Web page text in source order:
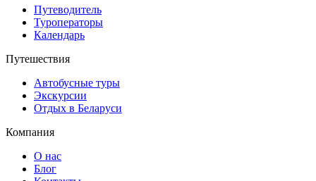
Путеводитель
Туроператоры
Календарь
Путешествия
Автобусные туры
Экскурсии
Отдых в Беларуси
Компания
О нас
Блог